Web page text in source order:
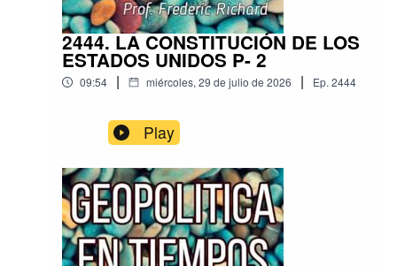
2444. LA CONSTITUCIÓN DE LOS
ESTADOS UNIDOS P- 2
09:54 | miércoles, 29 de julio de 2026 | Ep. 2444
Play